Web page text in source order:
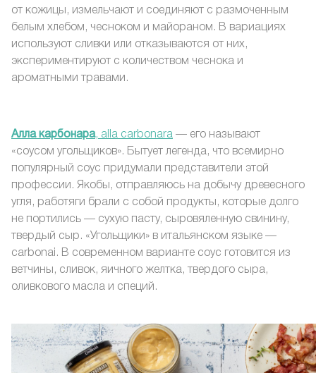
от кожицы, измельчают и соединяют с размоченным
белым хлебом, чесноком и майораном. В вариациях
используют сливки или отказываются от них,
экспериментируют с количеством чеснока и
ароматными травами.
Алла карбонара, alla carbonara — его называют
«соусом угольщиков». Бытует легенда, что всемирно
популярный соус придумали представители этой
профессии. Якобы, отправляюсь на добычу древесного
угля, работяги брали с собой продукты, которые долго
не портились — сухую пасту, сыровяленную свинину,
твердый сыр. «Угольщики» в итальянском языке —
carbonai. В современном варианте соус готовится из
ветчины, сливок, яичного желтка, твердого сыра,
оливкового масла и специй.